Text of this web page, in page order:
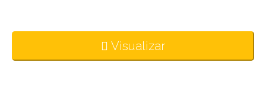
Visualizar